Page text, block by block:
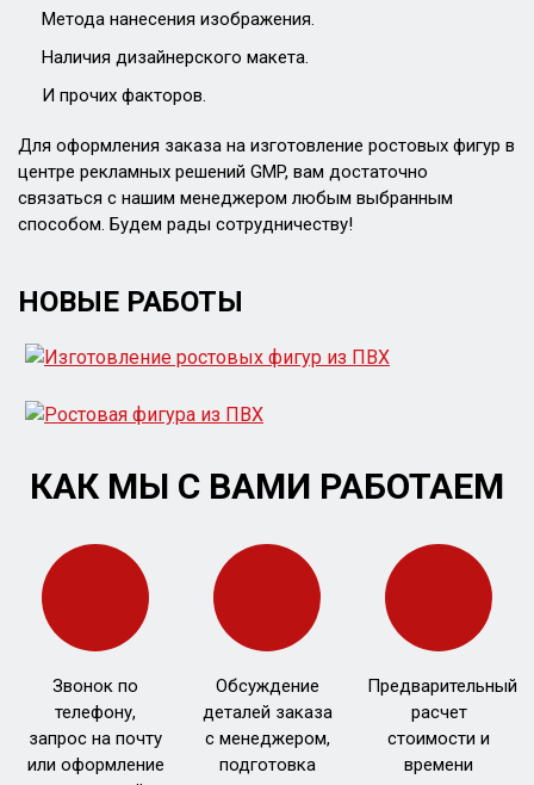
Метода нанесения изображения.
Наличия дизайнерского макета.
И прочих факторов.
Для оформления заказа на изготовление ростовых фигур в
центре рекламных решений GMP, вам достаточно
связаться с нашим менеджером любым выбранным
способом. Будем рады сотрудничеству!
НОВЫЕ РАБОТЫ
КАК МЫ С ВАМИ РАБОТАЕМ
Звонок по
телефону,
запрос на почту
или оформление
Обсуждение
деталей заказа
с менеджером,
подготовка
Предварительный
расчет
стоимости и
времени